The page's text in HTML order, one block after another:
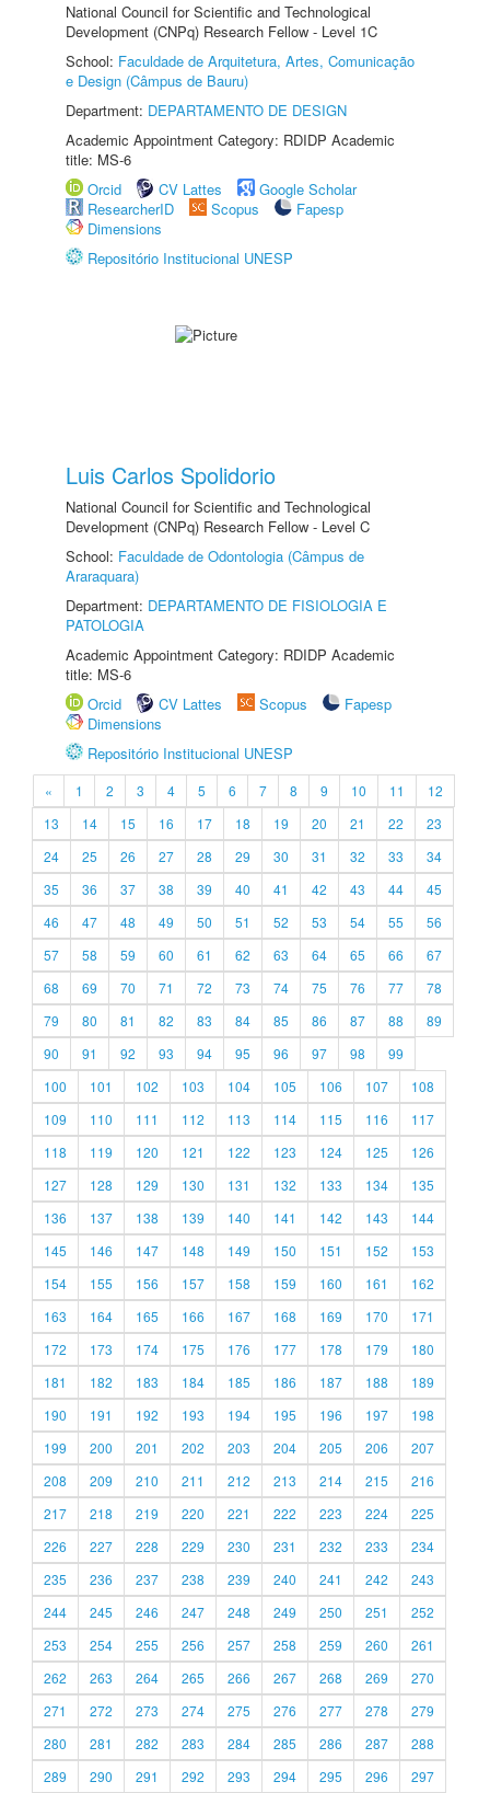
National Council for Scientific and Technological
Development (CNPq) Research Fellow - Level 1C
School: Faculdade de Arquitetura, Artes, Comunicação
e Design (Câmpus de Bauru)
Department: DEPARTAMENTO DE DESIGN
Academic Appointment Category: RDIDP Academic
title: MS-6
Orcid
CV Lattes
Google Scholar
ResearcherID
Scopus
Fapesp
Dimensions
Repositório Institucional UNESP
Luis Carlos Spolidorio
National Council for Scientific and Technological
Development (CNPq) Research Fellow - Level C
School: Faculdade de Odontologia (Câmpus de
Araraquara)
Department: DEPARTAMENTO DE FISIOLOGIA E
PATOLOGIA
Academic Appointment Category: RDIDP Academic
title: MS-6
Orcid
CV Lattes Scopus
Fapesp
Dimensions
Repositório Institucional UNESP
« 1 2 3 4 5 6 7 8 9 10 11
12
13
14 15 16 17 18 19 20 21 22
23
24
25 26 27 28 29 30 31 32 33
34
35
36 37 38 39 40 41 42 43 44
45
46
47 48 49 50 51 52 53 54 55
56
57
58 59 60 61 62 63 64 65 66
67
68
69 70 71 72 73 74 75 76 77
78
79
80 81 82 83 84 85 86 87 88
89
90
91 92 93 94 95 96 97 98
99
100
101 102 103 104 105 106 107
108
109
110 111 112 113 114 115 116
117
118
119 120 121 122 123 124 125
126
127
128 129 130 131 132 133 134
135
136
137 138 139 140 141 142 143
144
145
146 147 148 149 150 151 152
153
154
155 156 157 158 159 160 161
162
163
164 165 166 167 168 169 170
171
172
173 174 175 176 177 178 179
180
181
182 183 184 185 186 187 188
189
190
191 192 193 194 195 196 197
198
199
200 201 202 203 204 205 206
207
208
209 210 211 212 213 214 215
216
217
218 219 220 221 222 223 224
225
226
227 228 229 230 231 232 233
234
235
236 237 238 239 240 241 242
243
244
245 246 247 248 249 250 251
252
253
254 255 256 257 258 259 260
261
262
263 264 265 266 267 268 269
270
271
272 273 274 275 276 277 278
279
280
281 282 283 284 285 286 287
288
289
290 291 292 293 294 295 296 297